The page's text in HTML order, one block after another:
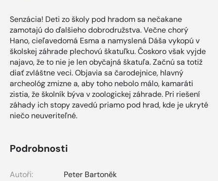
Senzácia! Deti zo školy pod hradom sa nečakane
zamotajú do ďalšieho dobrodružstva. Večne chorý
Hano, cieľavedomá Esma a namyslená Dáša vykopú v
školskej záhrade plechovú škatuľku. Čoskoro však vyjde
najavo, že to nie je len obyčajná škatuľa. Začnú sa totiž
diať zvláštne veci. Objavia sa čarodejnice, hlavný
archeológ zmizne a, aby toho nebolo málo, kamaráti
zistia, že školník býva v zoologickej záhrade. Pri riešení
záhady ich stopy zavedú priamo pod hrad, kde je ukryté
niečo neuveriteľné.
Podrobnosti
Autoři:
Peter Bartoněk